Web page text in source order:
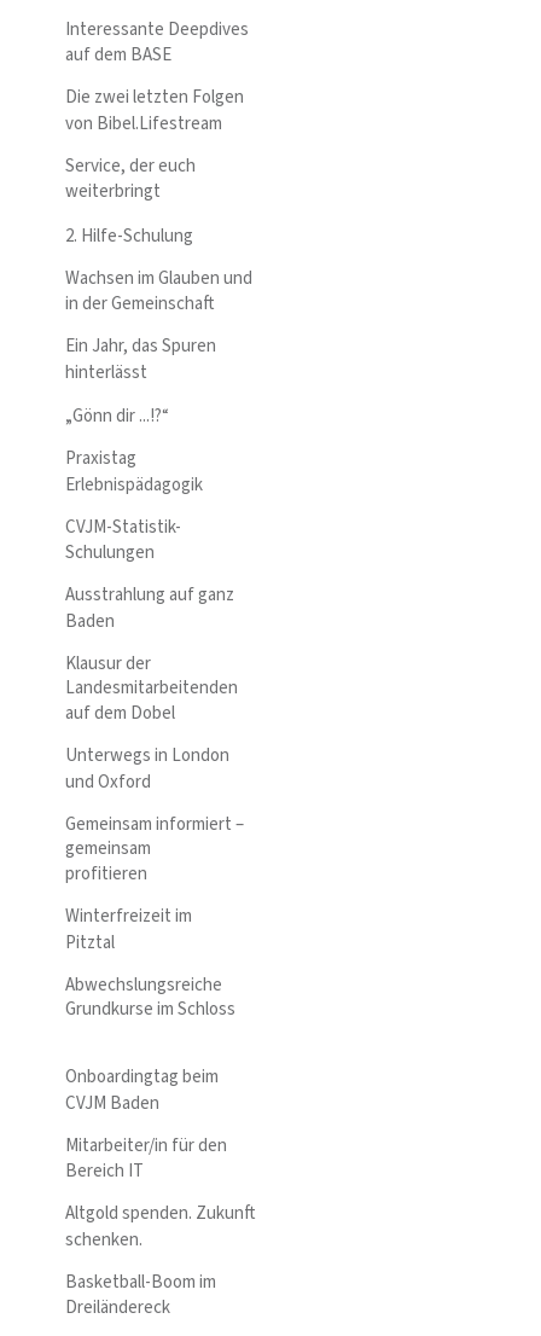
Interessante Deepdives
auf dem BASE
Die zwei letzten Folgen
von Bibel.Lifestream
Service, der euch
weiterbringt
2. Hilfe-Schulung
Wachsen im Glauben und
in der Gemeinschaft
Ein Jahr, das Spuren
hinterlässt
„Gönn dir ...!?“
Praxistag
Erlebnispädagogik
CVJM-Statistik-
Schulungen
Ausstrahlung auf ganz
Baden
Klausur der
Landesmitarbeitenden
auf dem Dobel
Unterwegs in London
und Oxford
Gemeinsam informiert –
gemeinsam
profitieren
Winterfreizeit im
Pitztal
Abwechslungsreiche
Grundkurse im Schloss
Onboardingtag beim
CVJM Baden
Mitarbeiter/in für den
Bereich IT
Altgold spenden. Zukunft
schenken.
Basketball-Boom im
Dreiländereck